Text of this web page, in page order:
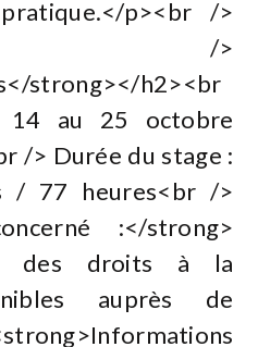
p><br />
/>
strong></h2><br
14 au 25 octobre
/> Durée du stage :
/ 77 heures<br />
:</strong>
des droits à la
auprès de